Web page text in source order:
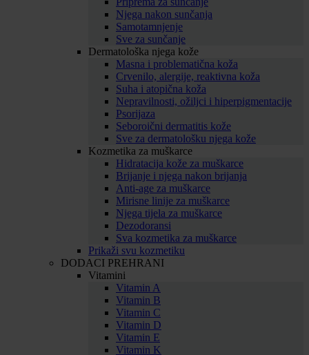
Njega nakon sunčanja
Samotamnjenje
Sve za sunčanje
Dermatološka njega kože
Masna i problematična koža
Crvenilo, alergije, reaktivna koža
Suha i atopična koža
Nepravilnosti, ožiljci i hiperpigmentacije
Psorijaza
Seboroični dermatitis kože
Sve za dermatološku njega kože
Kozmetika za muškarce
Hidratacija kože za muškarce
Brijanje i njega nakon brijanja
Anti-age za muškarce
Mirisne linije za muškarce
Njega tijela za muškarce
Dezodoransi
Sva kozmetika za muškarce
Prikaži svu kozmetiku
DODACI PREHRANI
Vitamini
Vitamin A
Vitamin B
Vitamin C
Vitamin D
Vitamin E
Vitamin K